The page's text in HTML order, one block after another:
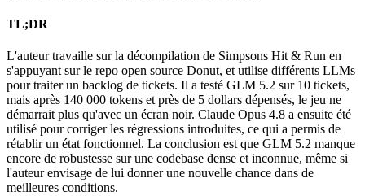
TL;DR
L'auteur travaille sur la décompilation de Simpsons Hit & Run en
s'appuyant sur le repo open source Donut, et utilise différents LLMs
pour traiter un backlog de tickets. Il a testé GLM 5.2 sur 10 tickets,
mais après 140 000 tokens et près de 5 dollars dépensés, le jeu ne
démarrait plus qu'avec un écran noir. Claude Opus 4.8 a ensuite été
utilisé pour corriger les régressions introduites, ce qui a permis de
rétablir un état fonctionnel. La conclusion est que GLM 5.2 manque
encore de robustesse sur une codebase dense et inconnue, même si
l'auteur envisage de lui donner une nouvelle chance dans de
meilleures conditions.